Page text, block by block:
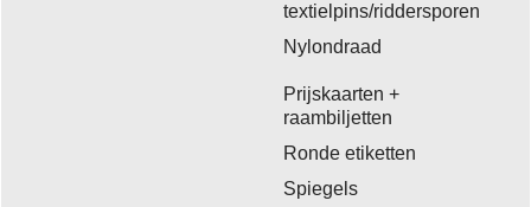
textielpins/riddersporen
Nylondraad
Prijskaarten +
raambiljetten
Ronde etiketten
Spiegels